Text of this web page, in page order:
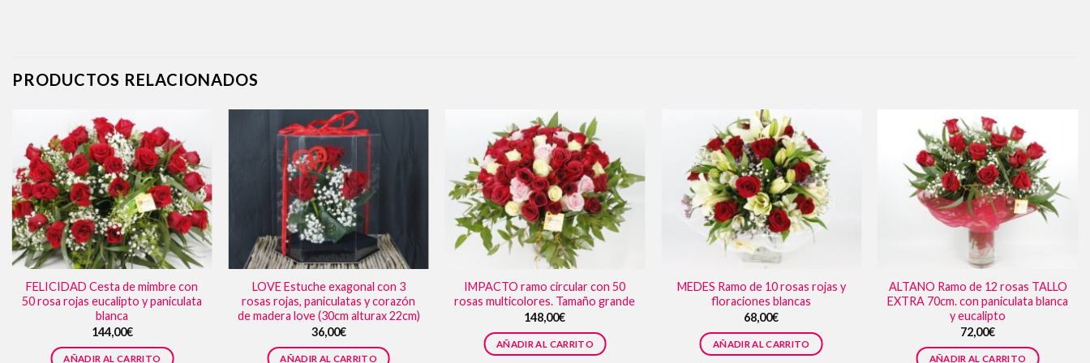
PRODUCTOS RELACIONADOS
FELICIDAD Cesta de mimbre con
50 rosa rojas eucalipto y paniculata
blanca
144,00€
AÑADIR AL CARRITO
LOVE Estuche exagonal con 3
rosas rojas, paniculatas y corazón
de madera love (30cm alturax 22cm)
36,00€
AÑADIR AL CARRITO
IMPACTO ramo circular con 50
rosas multicolores. Tamaño grande
148,00€
AÑADIR AL CARRITO
MEDES Ramo de 10 rosas rojas y
floraciones blancas
68,00€
AÑADIR AL CARRITO
ALTANO Ramo de 12 rosas TALLO
EXTRA 70cm. con paniculata blanca
y eucalipto
72,00€
AÑADIR AL CARRITO